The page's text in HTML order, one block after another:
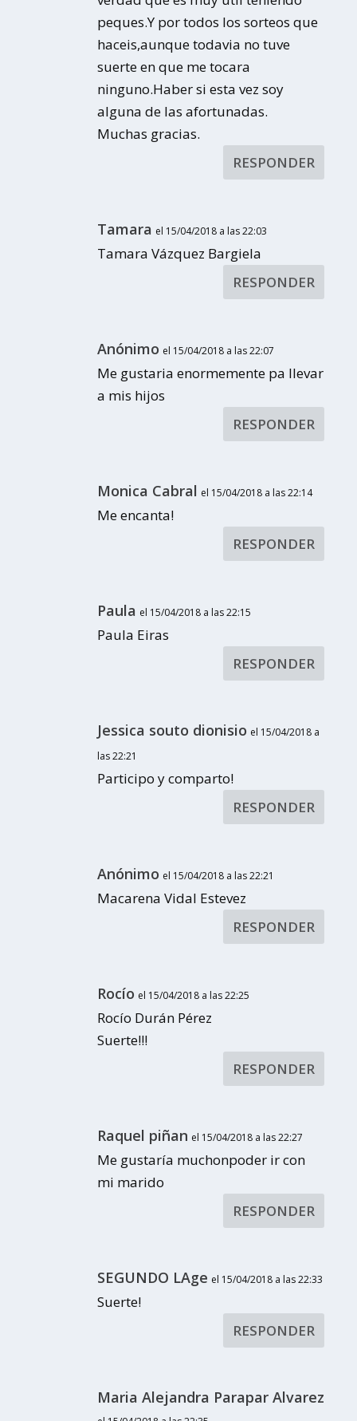
peques.Y por todos los sorteos que
haceis,aunque todavia no tuve
suerte en que me tocara
ninguno.Haber si esta vez soy
alguna de las afortunadas.
Muchas gracias.
RESPONDER
Tamara el 15/04/2018 a las 22:03
Tamara Vázquez Bargiela
RESPONDER
Anónimo el 15/04/2018 a las 22:07
Me gustaria enormemente pa llevar
a mis hijos
RESPONDER
Monica Cabral el 15/04/2018 a las 22:14
Me encanta!
RESPONDER
Paula el 15/04/2018 a las 22:15
Paula Eiras
RESPONDER
Jessica souto dionisio el 15/04/2018 a
las 22:21
Participo y comparto!
RESPONDER
Anónimo el 15/04/2018 a las 22:21
Macarena Vidal Estevez
RESPONDER
Rocío el 15/04/2018 a las 22:25
Rocío Durán Pérez
Suerte!!!
RESPONDER
Raquel piñan el 15/04/2018 a las 22:27
Me gustaría muchonpoder ir con
mi marido
RESPONDER
SEGUNDO LAge el 15/04/2018 a las 22:33
Suerte!
RESPONDER
Maria Alejandra Parapar Alvarez